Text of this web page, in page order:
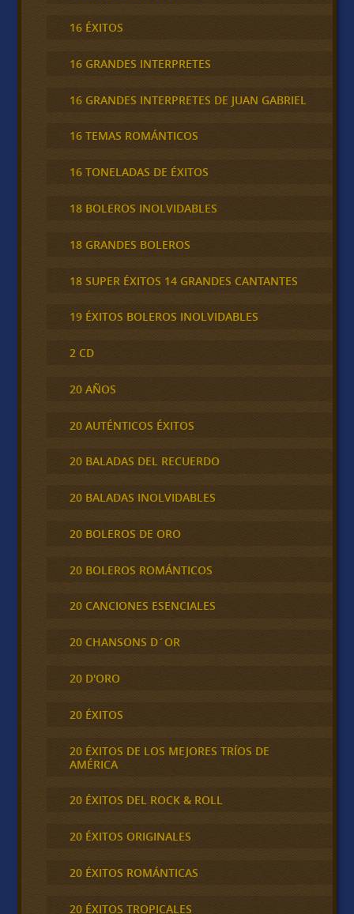
16 ÉXITOS
16 GRANDES INTERPRETES
16 GRANDES INTERPRETES DE JUAN GABRIEL
16 TEMAS ROMÁNTICOS
16 TONELADAS DE ÉXITOS
18 BOLEROS INOLVIDABLES
18 GRANDES BOLEROS
18 SUPER ÉXITOS 14 GRANDES CANTANTES
19 ÉXITOS BOLEROS INOLVIDABLES
2 CD
20 AÑOS
20 AUTÉNTICOS ÉXITOS
20 BALADAS DEL RECUERDO
20 BALADAS INOLVIDABLES
20 BOLEROS DE ORO
20 BOLEROS ROMÁNTICOS
20 CANCIONES ESENCIALES
20 CHANSONS D´OR
20 D'ORO
20 ÉXITOS
20 ÉXITOS DE LOS MEJORES TRÍOS DE
AMÉRICA
20 ÉXITOS DEL ROCK & ROLL
20 ÉXITOS ORIGINALES
20 ÉXITOS ROMÁNTICAS
20 ÉXITOS TROPICALES